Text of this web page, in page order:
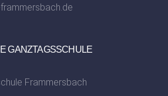
GANZTAGSSCHULE
Frammersbach